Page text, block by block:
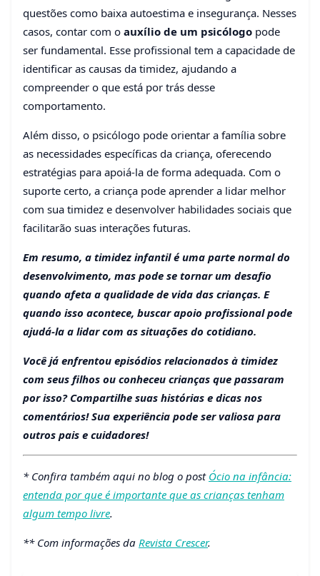
questões como baixa autoestima e insegurança. Nesses
casos, contar com o auxílio de um psicólogo pode
ser fundamental. Esse profissional tem a capacidade de
identificar as causas da timidez, ajudando a
compreender o que está por trás desse
comportamento.
Além disso, o psicólogo pode orientar a família sobre
as necessidades específicas da criança, oferecendo
estratégias para apoiá-la de forma adequada. Com o
suporte certo, a criança pode aprender a lidar melhor
com sua timidez e desenvolver habilidades sociais que
facilitarão suas interações futuras.
Em resumo, a timidez infantil é uma parte normal do
desenvolvimento, mas pode se tornar um desafio
quando afeta a qualidade de vida das crianças. E
quando isso acontece, buscar apoio profissional pode
ajudá-la a lidar com as situações do cotidiano.
Você já enfrentou episódios relacionados à timidez
com seus filhos ou conheceu crianças que passaram
por isso? Compartilhe suas histórias e dicas nos
comentários! Sua experiência pode ser valiosa para
outros pais e cuidadores!
* Confira também aqui no blog o post Ócio na infância:
entenda por que é importante que as crianças tenham
algum tempo livre.
** Com informações da Revista Crescer.